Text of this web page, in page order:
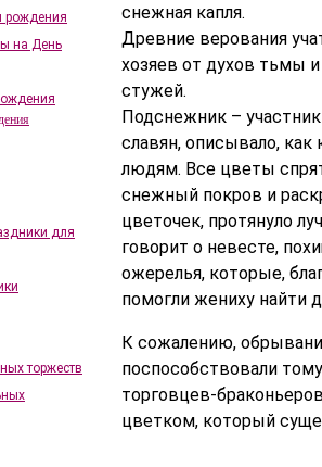
снежная капля.
Древние верования
хозяев от духов тьмы
стужей.
Подснежник –
славян, описывало,
людям. Все цветы
снежный покров и
цветочек, протянуло
говорит о невесте,
ожерелья, которые,
помогли жениху найти
К сожалению,
поспособствовали
торговцев-
цветком, который
рождения
на День
для
торжеств